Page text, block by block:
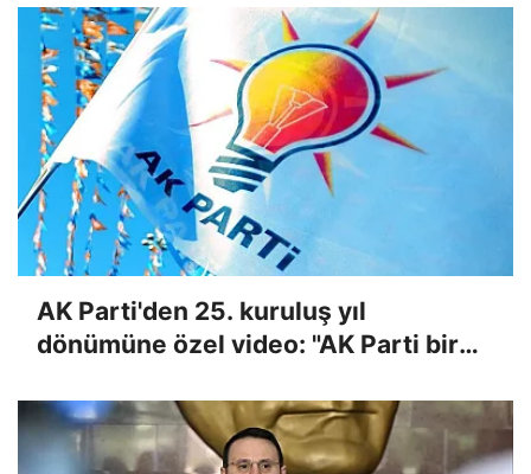
güçlendirmek için oluşturulmuş bir
yapı
AK Parti'den 25. kuruluş yıl
dönümüne özel video: "AK Parti bir